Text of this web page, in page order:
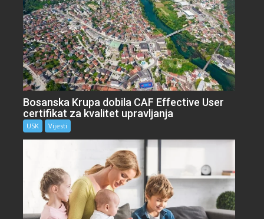
Bosanska Krupa dobila CAF Effective User
certifikat za kvalitet upravljanja
USK Vijesti